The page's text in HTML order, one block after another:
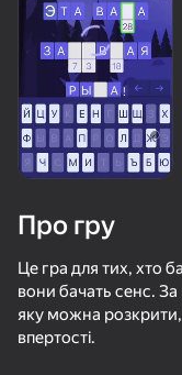
50+ топ-ігор, у які
навіть ті, хто «не
77
Про гру
Це гра для тих, хто
вони бачать сенс.
яку можна розкрити,
впертості.